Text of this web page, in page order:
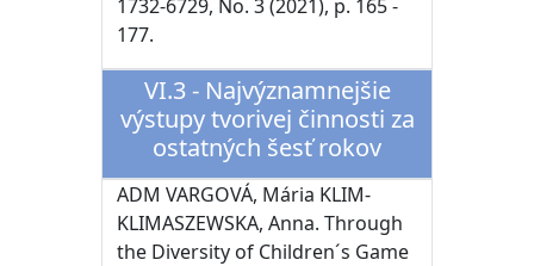
1732-6729, No. 3 (2021), p. 165 -
177.
VI.3 - Najvýznamnejšie
výstupy tvorivej činnosti za
ostatných šesť rokov
ADM VARGOVÁ, Mária KLIM-
KLIMASZEWSKA, Anna. Through
the Diversity of Children´s Game